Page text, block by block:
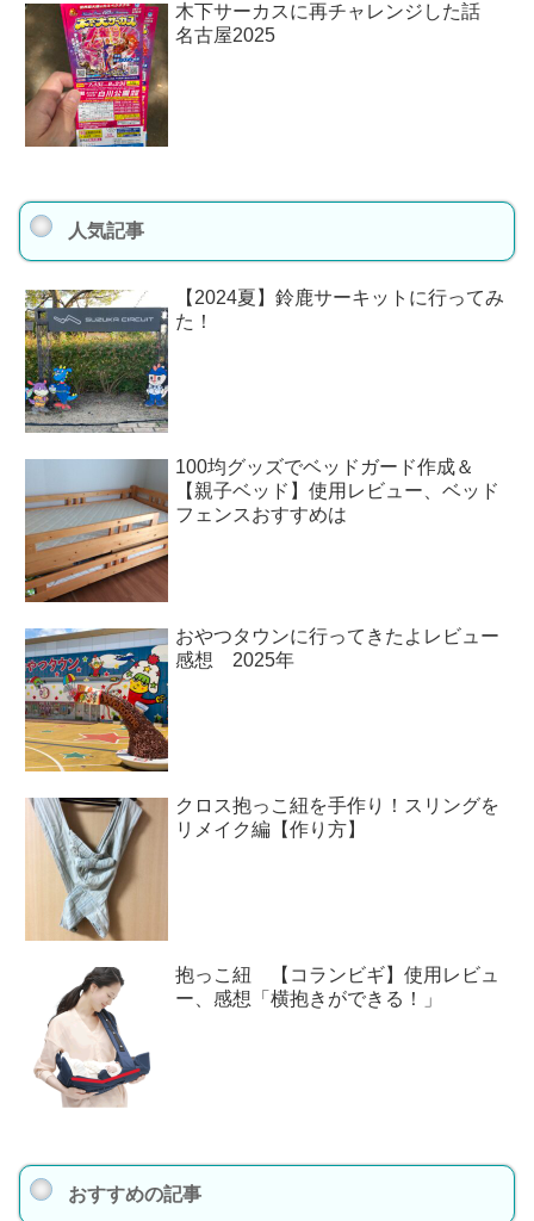
木下サーカスに再チャレンジした話
名古屋2025
人気記事
【2024夏】鈴鹿サーキットに行ってみ
た！
100均グッズでベッドガード作成＆
【親子ベッド】使用レビュー、ベッド
フェンスおすすめは
おやつタウンに行ってきたよレビュー
感想 2025年
クロス抱っこ紐を手作り！スリングを
リメイク編【作り方】
抱っこ紐 【コランビギ】使用レビュ
ー、感想「横抱きができる！」
おすすめの記事